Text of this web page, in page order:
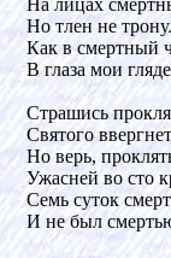
На лицах
Но тлен не
Как в смертный
В глаза мои
Страшись
Святого
Но верь,
Ужасней во сто
Семь суток
И не был